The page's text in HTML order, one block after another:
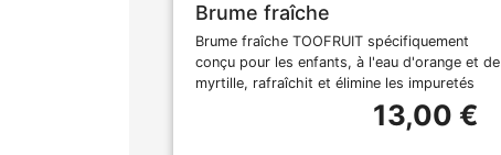
Brume fraîche
Brume fraîche TOOFRUIT spécifiquement
conçu pour les enfants, à l'eau d'orange et de
myrtille, rafraîchit et élimine les impuretés
13,00 €